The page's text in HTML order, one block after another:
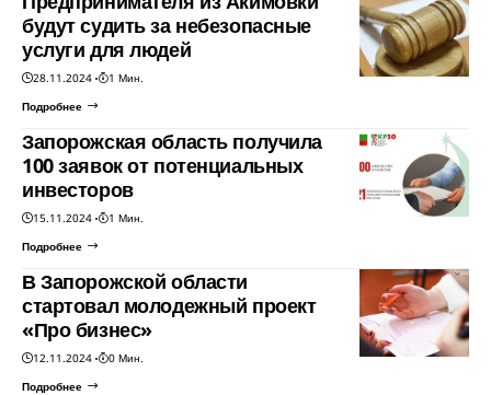
будут судить за небезопасные
услуги для людей
28.11.2024
1 Мин.
Подробнее
Запорожская область получила
100 заявок от потенциальных
инвесторов
15.11.2024
1 Мин.
Подробнее
В Запорожской области
стартовал молодежный проект
«Про бизнес»
12.11.2024
0 Мин.
Подробнее